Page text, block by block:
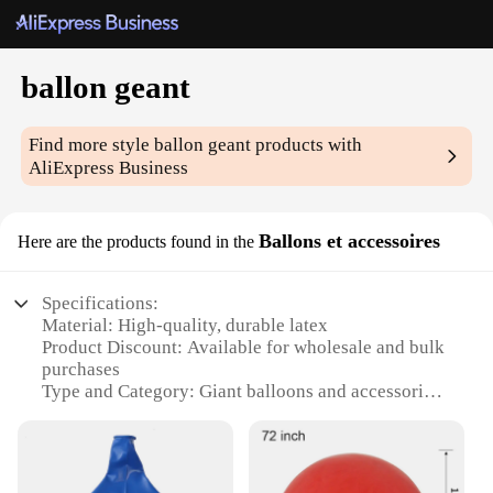
ballon geant
Find more styleballon geant products with
AliExpress Business
Here are the products found in the Ballons et accessoires
Specifications:
Material: High-quality, durable latex
Product Discount: Available for wholesale and bulk
purchases
Type and Category: Giant balloons and accessories
Usage and Purpose: Ideal for parties, events, and
celebrations
Typical Adaptive Scenario: Indoor and outdoor